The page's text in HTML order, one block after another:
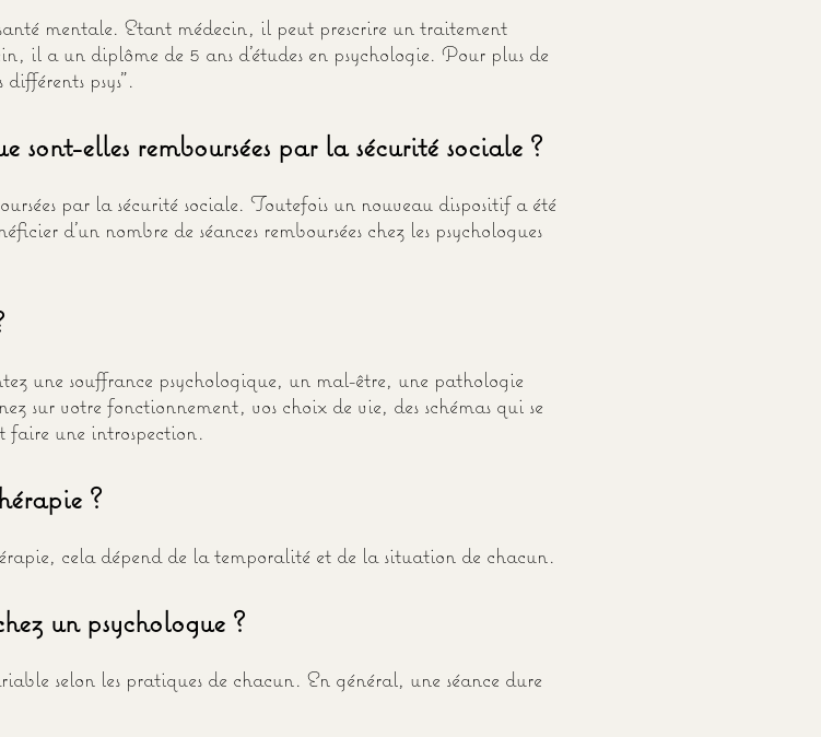
mentale. Etant médecin, il peut prescrire un traitement
il a un diplôme de 5 ans d'études en psychologie. Pour plus de
psys".
sont-elles remboursées par la sécurité sociale ?
par la sécurité sociale. Toutefois un nouveau dispositif a été
d'un nombre de séances remboursées chez les psychologues
une souffrance psychologique, un mal-être, une pathologie
sur votre fonctionnement, vos choix de vie, des schémas qui se
faire une introspection.
?
cela dépend de la temporalité et de la situation de chacun.
un psychologue ?
selon les pratiques de chacun. En général, une séance dure